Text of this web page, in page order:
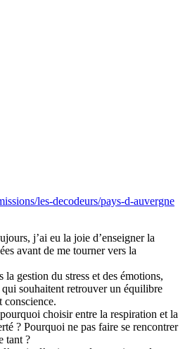
les-decodeurs/pays-d-auvergne
j’ai eu la joie d’enseigner la
avant de me tourner vers la
la gestion du stress et des émotions,
qui souhaitent retrouver un équilibre
conscience.
choisir entre la respiration et la
? Pourquoi ne pas faire se rencontrer
tant ?